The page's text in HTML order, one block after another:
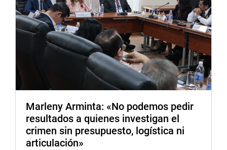
Marleny Arminta: «No podemos pedir
resultados a quienes investigan el
crimen sin presupuesto, logística ni
articulación»